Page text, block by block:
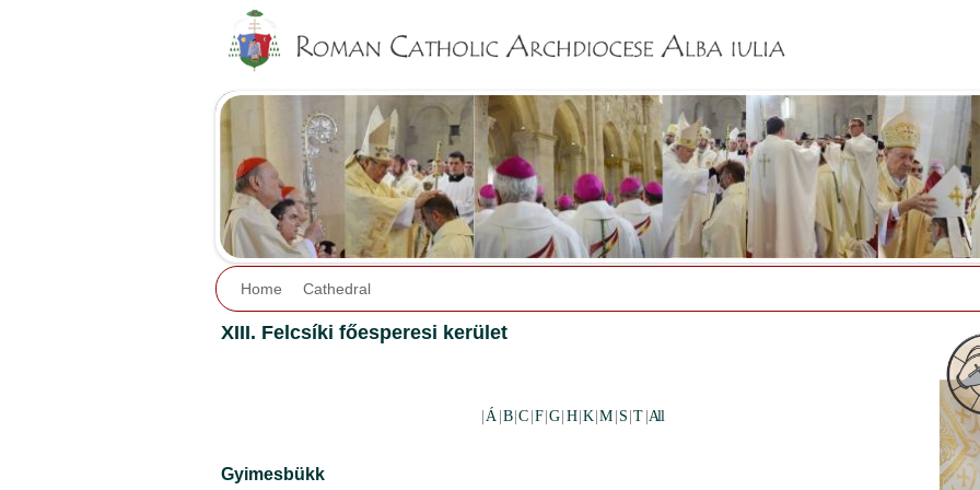
Home Cathedral
XIII. Felcsíki főesperesi kerület
|Á B |C F |G H |K |M S |T All
Gyimesbükk